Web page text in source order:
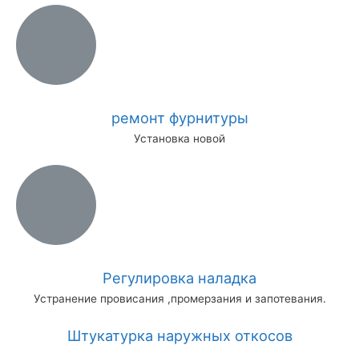
ремонт фурнитуры
Установка новой
Регулировка наладка
Устранение провисания ,промерзания и запотевания.
Штукатурка наружных откосов